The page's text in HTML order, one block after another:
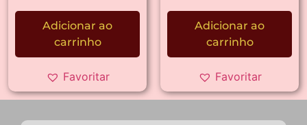
Adicionar ao
carrinho
Favoritar
Adicionar ao
carrinho
Favoritar